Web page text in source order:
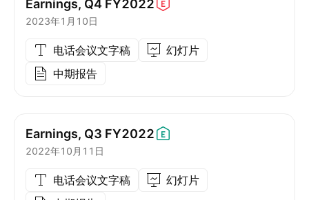
Earnings, Q4 FY2022
2023年1月10日
电话会议文字稿
幻灯片
中期报告
Earnings, Q3 FY2022
2022年10月11日
电话会议文字稿
幻灯片